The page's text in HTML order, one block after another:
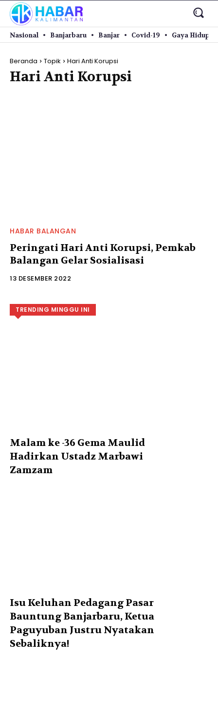
Nasional Banjarbaru Banjar Covid-19 Gaya Hidup
Beranda Topik Hari Anti Korupsi
Hari Anti Korupsi
HABAR BALANGAN
Peringati Hari Anti Korupsi, Pemkab
Balangan Gelar Sosialisasi
13 DESEMBER 2022
TRENDING MINGGU INI
Malam ke -36 Gema Maulid
Hadirkan Ustadz Marbawi
Zamzam
Isu Keluhan Pedagang Pasar
Bauntung Banjarbaru, Ketua
Paguyuban Justru Nyatakan
Sebaliknya!